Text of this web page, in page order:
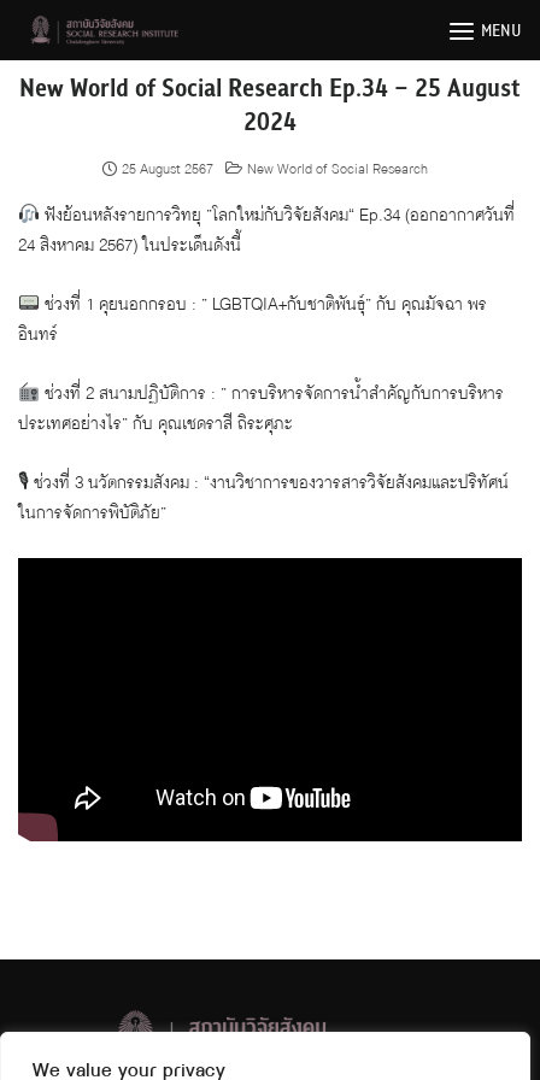
We value your privacy
content
MENU
New World of Social Research Ep.34 – 25 August
2024
25 August 2567 New World of Social Research
ฟังย้อนหลังรายการวิทยุ ”โลกใหม่กับวิจัยสังคม“ Ep.34 (ออกอากาศวันที่
24 สิงหาคม 2567) ในประเด็นดังนี้
ช่วงที่ 1 คุยนอกกรอบ : ” LGBTQIA+กับชาติพันธุ์” กับ คุณมัจฉา พร
อินทร์
ช่วงที่ 2 สนามปฏิบัติการ : ” การบริหารจัดการน้ำสำคัญกับการบริหาร
ประเทศอย่างไร” กับ คุณเชดราสี ถิระศุภะ
🎙 ช่วงที่ 3 นวัตกรรมสังคม : “งานวิชาการของวารสารวิจัยสังคมและปริทัศน์
ในการจัดการพิบัติภัย”